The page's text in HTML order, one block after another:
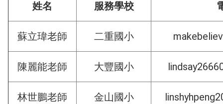
姓名 服務學校
蘇立瑋老師 二重國小
陳麗能老師 大豐國小
林世鵬老師 金山國小